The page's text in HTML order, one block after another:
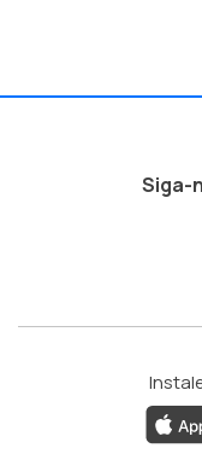
Siga-